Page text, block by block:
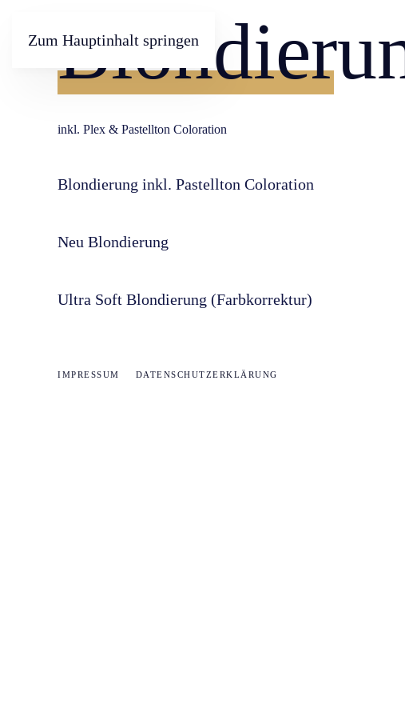
Zum Hauptinhalt springen
inkl. Plex & Pastellton Coloration
Blondierung inkl. Pastellton Coloration
Neu Blondierung
Ultra Soft Blondierung (Farbkorrektur)
IMPRESSUM DATENSCHUTZERKLÄRUNG